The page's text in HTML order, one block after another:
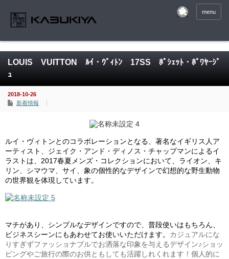
menu
LOUIS VUITTON ﾙｲ・ｳﾞｨﾄﾝ 17SS ﾎﾟｼｪｯﾄ・ﾎﾞﾜﾔｰｼﾞ
ｭ
2018-10-26
新着情報
ルイ・ヴィトンとのコラボレーションとなる、著名なイギリス人ア
ーティスト、ジェイク・アンド・ディノス・チャップマンによるイ
ラストは、2017春夏メンズ・コレクションにおいて、ライオン、キ
リン、シマウマ、サイ、象の個性的なデザインで幻想的な野生動物
の世界観を体現しています。
マチがあり、シンプルなデザインですので、普段使いはもちろん、
ビジネスシーンにもあわせてお使いいただけます。 カジュアルにな
りすぎずファッショナブルでお洒落な印象を与えるデザイン♪ショッ
ピングやご旅行の際のお供ともしても活躍しれくれます！個人的に